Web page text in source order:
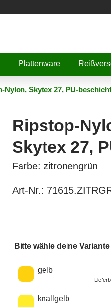
Plattenware
Skytex 27, PU-
Ripstop-
Skytex 27,
Farbe: zitronengrün
Art-Nr.:
Bitte wähle deine
Wähle eine Farbe
gelb
knallgelb